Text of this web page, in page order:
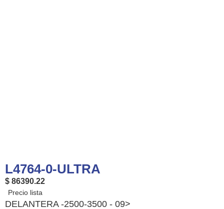
L4764-0-ULTRA
$ 86390.22
DELANTERA -2500-3500 - 09>